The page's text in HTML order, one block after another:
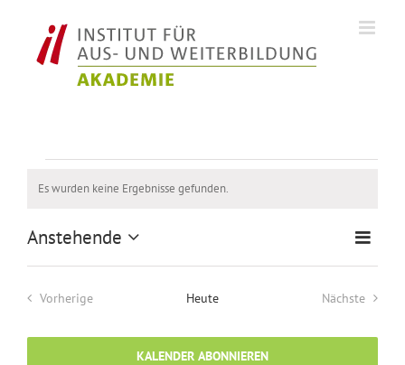
Veranstaltungen
Hinweis
Es wurden keine Ergebnisse gefunden.
Liste
Anstehende
Vorherige
Heute
Nächste
KALENDER ABONNIEREN